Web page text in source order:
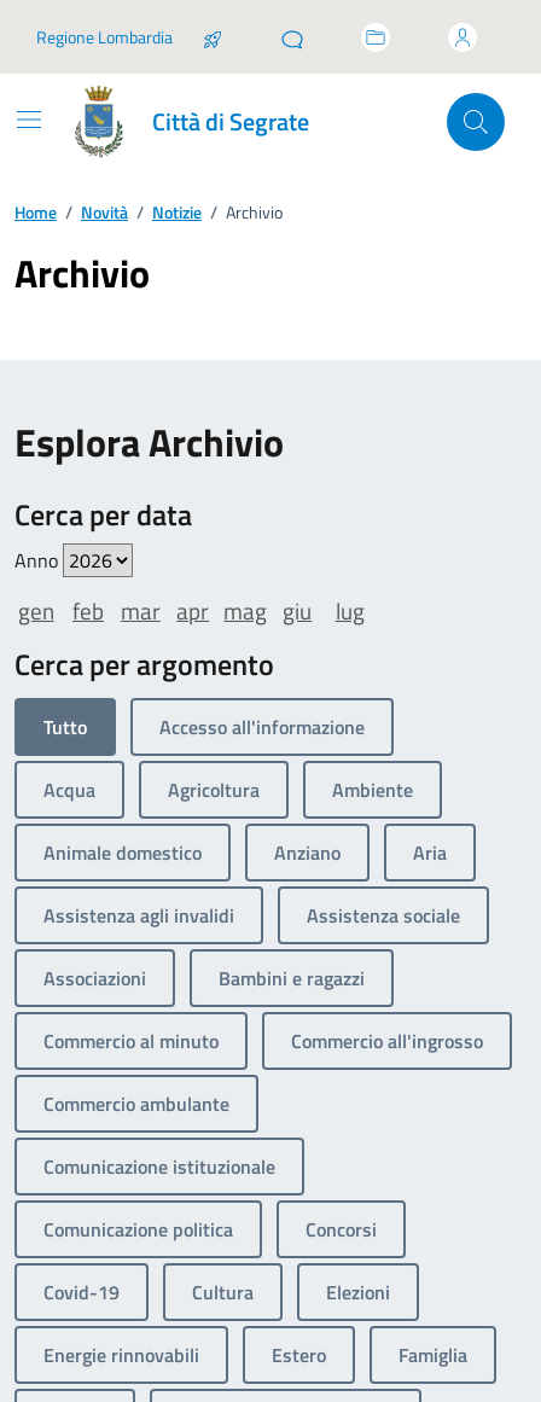
Regione Lombardia
Città di Segrate
Home / Novità / Notizie / Archivio
Archivio
Esplora Archivio
Cerca per data
Anno
gen feb mar apr mag giu lug
Cerca per argomento
Tutto Accesso all'informazione
Acqua Agricoltura Ambiente
Animale domestico Anziano Aria
Assistenza agli invalidi Assistenza sociale
Associazioni Bambini e ragazzi
Commercio al minuto Commercio all'ingrosso
Commercio ambulante
Comunicazione istituzionale
Comunicazione politica Concorsi
Covid-19 Cultura Elezioni
Energie rinnovabili Estero Famiglia